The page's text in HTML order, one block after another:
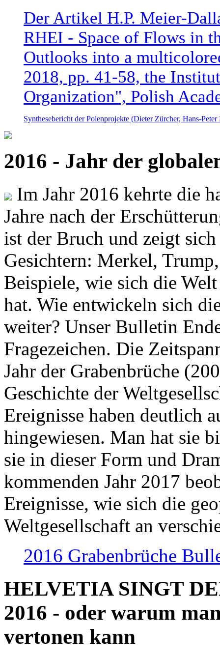
Der Artikel H.P. Meier-
RHEI - Space of Flows in
Outlooks into a
2018, pp. 41-58, the
Organization", Polish
Synthesebericht der Polenprojekte (Dieter Zürcher, Hans-
2016 - Jahr der
Im Jahr 2016 kehrte die
Jahre nach der
ist der Bruch und zeigt
Gesichtern: Merkel,
Beispiele, wie sich die
hat. Wie entwickeln sich
weiter? Unser Bulletin
Fragezeichen. Die
Jahr der Grabenbrüche
Geschichte der
Ereignisse haben deutlich
hingewiesen. Man hat sie
sie in dieser Form und
kommenden Jahr 2017
Ereignisse, wie sich die
Weltgesellschaft an
2016 Grabenbrüche
HELVETIA SINGT
2016 - oder warum
vertonen kann